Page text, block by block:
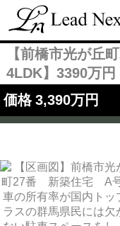
【前橋市光が
4LDK】3390万円
価格 3,390万円